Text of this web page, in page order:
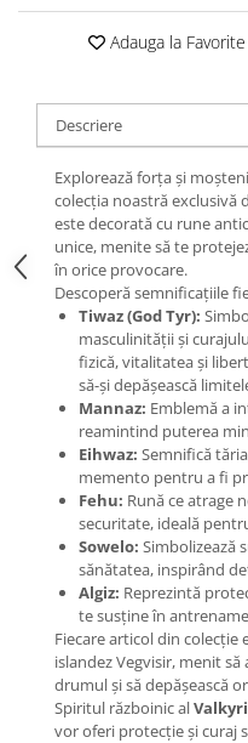
Adauga la Favorite
Descriere
Explorează forța și
colecția noastră exclusivă
este decorată cu rune
unice, menite să te
în orice provocare.
Descoperă semnificațiile
Tiwaz (God Tyr):
masculinității și
fizică, vitalitatea și
să-și depășească
Mannaz: Emblemă a
reamintind puterea
Eihwaz: Semnifică
memento pentru a fi
Fehu: Rună ce atrage
securitate, ideală
Sowelo: Simbolizează
sănătatea, inspirând
Algiz: Reprezintă
te susține în
Fiecare articol din colecție
islandez Vegvisir, menit
drumul și să depășească
Spiritul războinic al
vor oferi protecție și curaj